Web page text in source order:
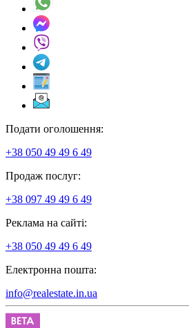
Подати оголошення:
+38 050 49 49 6 49
Продаж послуг:
+38 097 49 49 6 49
Реклама на сайті:
+38 050 49 49 6 49
Електронна пошта:
info@realestate.in.ua